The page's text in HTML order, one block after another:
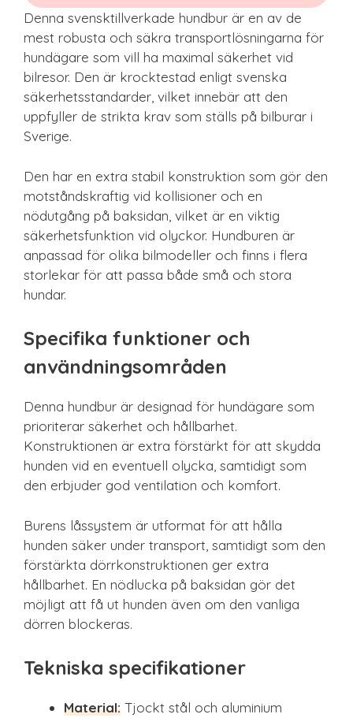
Denna svensktillverkade hundbur är en av de
mest robusta och säkra transportlösningarna för
hundägare som vill ha maximal säkerhet vid
bilresor. Den är krocktestad enligt svenska
säkerhetsstandarder, vilket innebär att den
uppfyller de strikta krav som ställs på bilburar i
Sverige.
Den har en extra stabil konstruktion som gör den
motståndskraftig vid kollisioner och en
nödutgång på baksidan, vilket är en viktig
säkerhetsfunktion vid olyckor. Hundburen är
anpassad för olika bilmodeller och finns i flera
storlekar för att passa både små och stora
hundar.
Specifika funktioner och
användningsområden
Denna hundbur är designad för hundägare som
prioriterar säkerhet och hållbarhet.
Konstruktionen är extra förstärkt för att skydda
hunden vid en eventuell olycka, samtidigt som
den erbjuder god ventilation och komfort.
Burens låssystem är utformat för att hålla
hunden säker under transport, samtidigt som den
förstärkta dörrkonstruktionen ger extra
hållbarhet. En nödlucka på baksidan gör det
möjligt att få ut hunden även om den vanliga
dörren blockeras.
Tekniska specifikationer
Material: Tjockt stål och aluminium